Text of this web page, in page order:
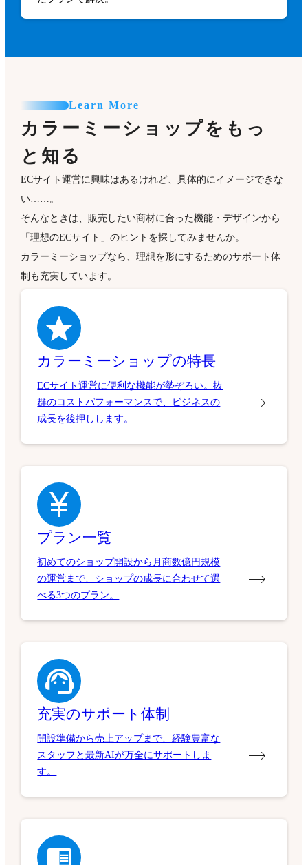
Learn More
カラーミーショップをもっ
と知る
ECサイト運営に興味はあるけれど、具体的にイメージできな
い……。
そんなときは、販売したい商材に合った機能・デザインから
「理想のECサイト」のヒントを探してみませんか。
カラーミーショップなら、理想を形にするためのサポート体
制も充実しています。
カラーミーショップの特長
ECサイト運営に便利な機能が勢ぞろい。抜
群のコストパフォーマンスで、ビジネスの
成長を後押しします。
プラン一覧
初めてのショップ開設から月商数億円規模
の運営まで、ショップの成長に合わせて選
べる3つのプラン。
充実のサポート体制
開設準備から売上アップまで、経験豊富な
スタッフと最新AIが万全にサポートしま
す。